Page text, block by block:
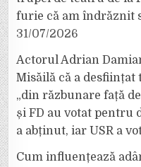
furie că am îndrăznit
31/07/2026
Actorul Adrian
Misăilă că a
„din răzbunare față
și FD au votat pentru
a abținut, iar USR a
Cum influențează